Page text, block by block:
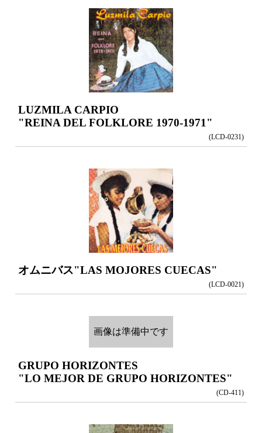
LUZMILA CARPIO
"REINA DEL FOLKLORE 1970-1971"
(LCD-0231)
オムニバス"LAS MOJORES CUECAS"
(LCD-0021)
画像は準備中です
GRUPO HORIZONTES
"LO MEJOR DE GRUPO HORIZONTES"
(CD-411)